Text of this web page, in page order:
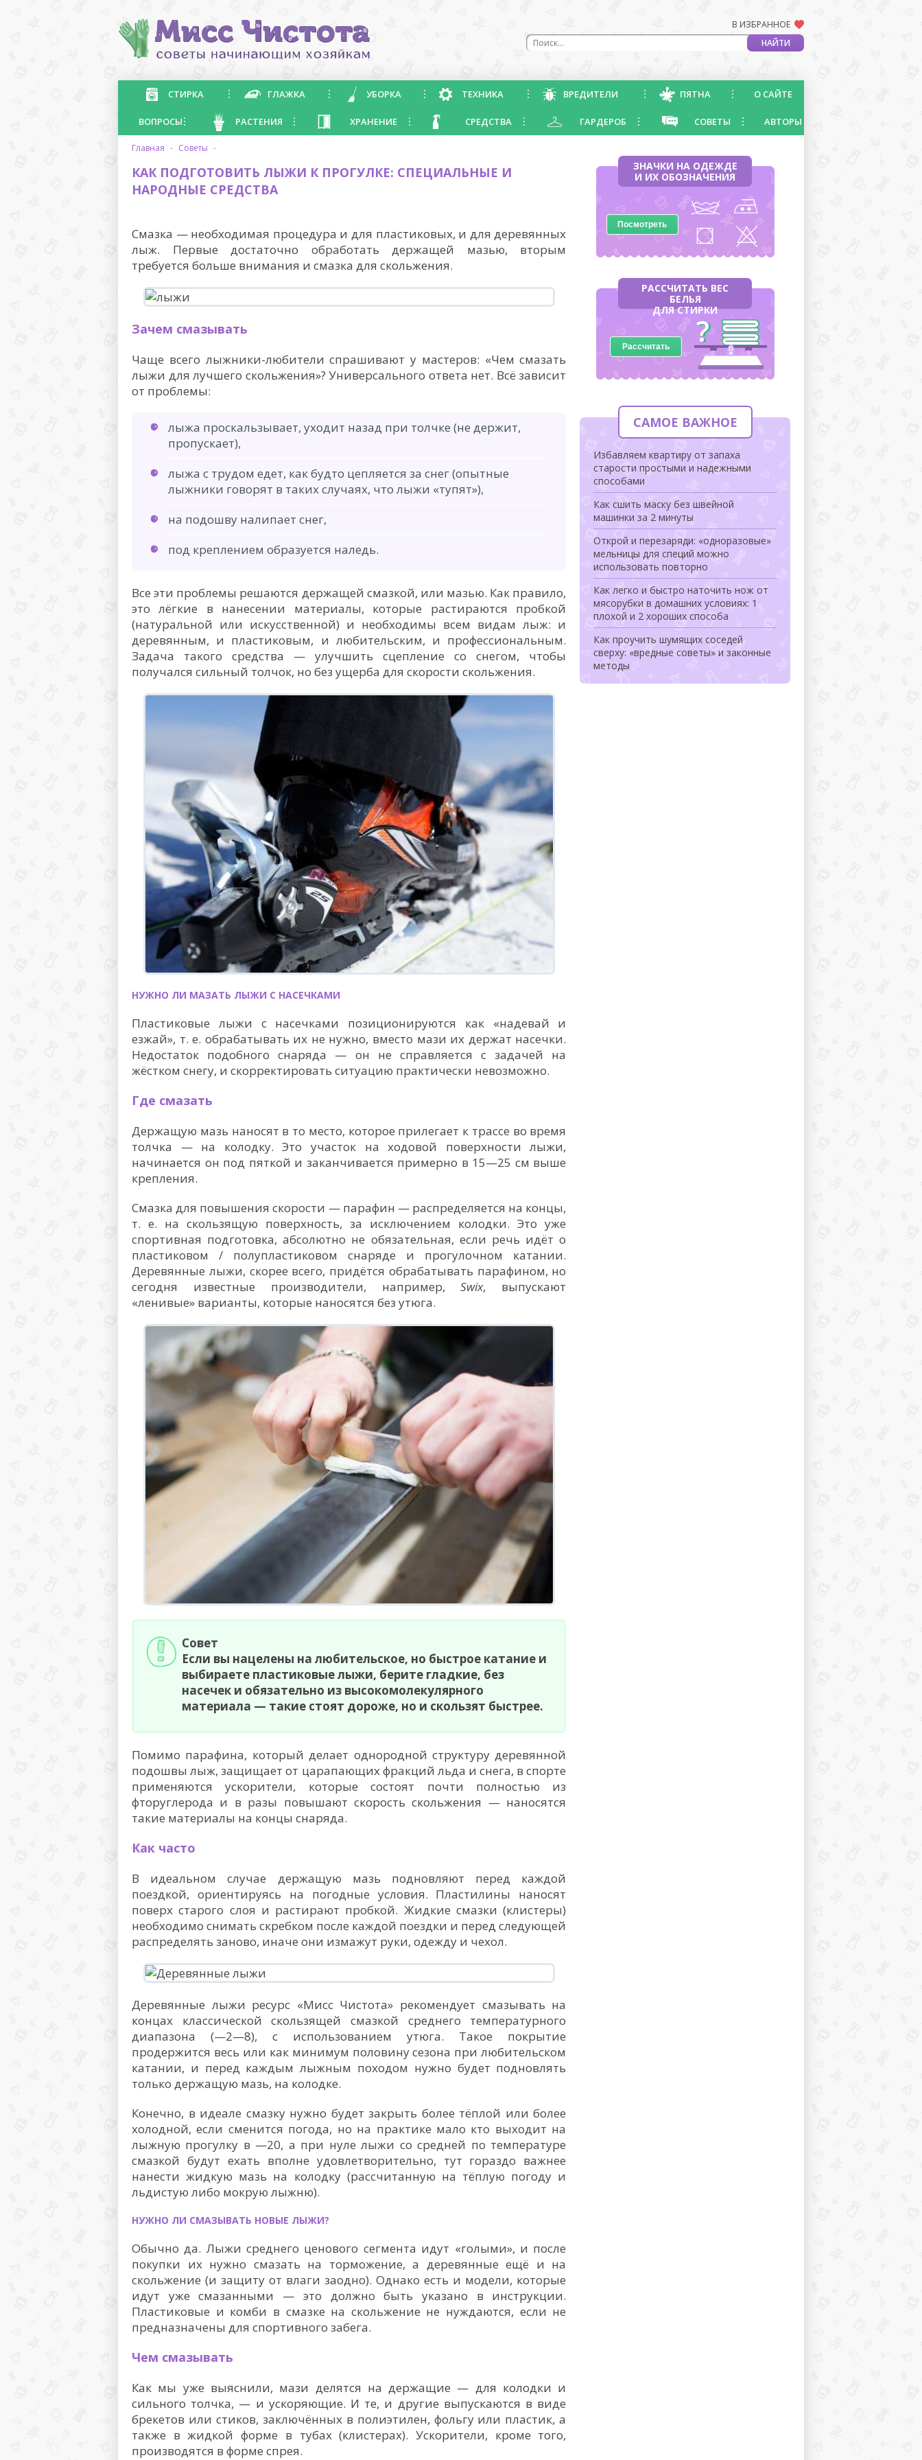
В ИЗБРАННОЕ
СТИРКА ГЛАЖКА УБОРКА ТЕХНИКА ВРЕДИТЕЛИ ПЯТНА О САЙТЕ
ВОПРОСЫ РАСТЕНИЯ ХРАНЕНИЕ СРЕДСТВА ГАРДЕРОБ СОВЕТЫ АВТОРЫ
главная · советы ·
КАК ПОДГОТОВИТЬ ЛЫЖИ К ПРОГУЛКЕ: СПЕЦИАЛЬНЫЕ И
НАРОДНЫЕ СРЕДСТВА
Смазка — необходимая процедура и для пластиковых, и для деревянных
лыж. Первые достаточно обработать держащей мазью, вторым
требуется больше внимания и смазка для скольжения.
Зачем смазывать
Чаще всего лыжники-любители спрашивают у мастеров: «Чем смазать
лыжи для лучшего скольжения»? Универсального ответа нет. Всё зависит
от проблемы:
лыжа проскальзывает, уходит назад при толчке (не держит,
пропускает),
лыжа с трудом едет, как будто цепляется за снег (опытные
лыжники говорят в таких случаях, что лыжи «тупят»),
на подошву налипает снег,
под креплением образуется наледь.
Все эти проблемы решаются держащей смазкой, или мазью. Как правило,
это лёгкие в нанесении материалы, которые растираются пробкой
(натуральной или искусственной) и необходимы всем видам лыж: и
деревянным, и пластиковым, и любительским, и профессиональным.
Задача такого средства — улучшить сцепление со снегом, чтобы
получался сильный толчок, но без ущерба для скорости скольжения.
НУЖНО ЛИ МАЗАТЬ ЛЫЖИ С НАСЕЧКАМИ
Пластиковые лыжи с насечками позиционируются как «надевай и
езжай», т. е. обрабатывать их не нужно, вместо мази их держат насечки.
Недостаток подобного снаряда — он не справляется с задачей на
жёстком снегу, и скорректировать ситуацию практически невозможно.
Где смазать
Держащую мазь наносят в то место, которое прилегает к трассе во время
толчка — на колодку. Это участок на ходовой поверхности лыжи,
начинается он под пяткой и заканчивается примерно в 15—25 см выше
крепления.
Смазка для повышения скорости — парафин — распределяется на концы,
т. е. на скользящую поверхность, за исключением колодки. Это уже
спортивная подготовка, абсолютно не обязательная, если речь идёт о
пластиковом / полупластиковом снаряде и прогулочном катании.
Деревянные лыжи, скорее всего, придётся обрабатывать парафином, но
сегодня известные производители, например,Swix, выпускают
«ленивые» варианты, которые наносятся без утюга.
Совет
Если вы нацелены на любительское, но быстрое катание и
выбираете пластиковые лыжи, берите гладкие, без
насечек и обязательно из высокомолекулярного
материала — такие стоят дороже, но и скользят быстрее.
Помимо парафина, который делает однородной структуру деревянной
подошвы лыж, защищает от царапающих фракций льда и снега, в спорте
применяются ускорители, которые состоят почти полностью из
фторуглерода и в разы повышают скорость скольжения — наносятся
такие материалы на концы снаряда.
Как часто
В идеальном случае держащую мазь подновляют перед каждой
поездкой, ориентируясь на погодные условия. Пластилины наносят
поверх старого слоя и растирают пробкой. Жидкие смазки (клистеры)
необходимо снимать скребком после каждой поездки и перед следующей
распределять заново, иначе они измажут руки, одежду и чехол.
Деревянные лыжи ресурс «Мисс Чистота» рекомендует смазывать на
концах классической скользящей смазкой среднего температурного
диапазона (—2—8), с использованием утюга. Такое покрытие
продержится весь или как минимум половину сезона при любительском
катании, и перед каждым лыжным походом нужно будет подновлять
только держащую мазь, на колодке.
Конечно, в идеале смазку нужно будет закрыть более тёплой или более
холодной, если сменится погода, но на практике мало кто выходит на
лыжную прогулку в —20, а при нуле лыжи со средней по температуре
смазкой будут ехать вполне удовлетворительно, тут гораздо важнее
нанести жидкую мазь на колодку (рассчитанную на тёплую погоду и
льдистую либо мокрую лыжню).
НУЖНО ЛИ СМАЗЫВАТЬ НОВЫЕ ЛЫЖИ?
Обычно да. Лыжи среднего ценового сегмента идут «голыми», и после
покупки их нужно смазать на торможение, а деревянные ещё и на
скольжение (и защиту от влаги заодно). Однако есть и модели, которые
идут уже смазанными — это должно быть указано в инструкции.
Пластиковые и комби в смазке на скольжение не нуждаются, если не
предназначены для спортивного забега.
Чем смазывать
Как мы уже выяснили, мази делятся на держащие — для колодки и
сильного толчка, — и ускоряющие. И те, и другие выпускаются в виде
брекетов или стиков, заключённых в полиэтилен, фольгу или пластик, а
также в жидкой форме в тубах (клистерах). Ускорители, кроме того,
производятся в форме спрея.
ЗНАЧКИ НА ОДЕЖДЕ
И ИХ ОБОЗНАЧЕНИЯ
Посмотреть
РАССЧИТАТЬ ВЕС
БЕЛЬЯ
ДЛЯ СТИРКИ
Рассчитать
САМОЕ ВАЖНОЕ
Избавляем квартиру от запаха
старости простыми и надежными
способами
Как сшить маску без швейной
машинки за 2 минуты
Открой и перезаряди: «одноразовые»
мельницы для специй можно
использовать повторно
Как легко и быстро наточить нож от
мясорубки в домашних условиях: 1
плохой и 2 хороших способа
Как проучить шумящих соседей
сверху: «вредные советы» и законные
методы